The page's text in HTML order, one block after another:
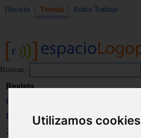
Utilizamos cookies
Revista Tienda Bolsa Trabajo
Buscar:
Revista
Libros
Material
Juguetes